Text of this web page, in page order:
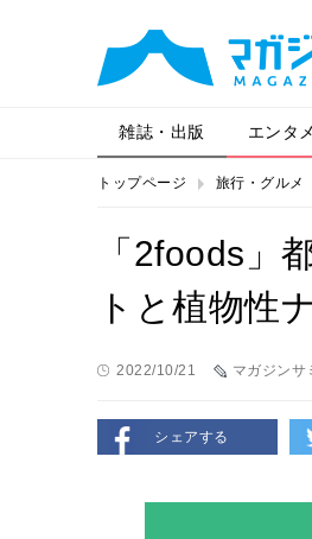
雑誌・出版 エンタメ
トップページ 旅行・グルメ
「2foods」
トと植物性
2022/10/21 マガジンサ
シェアする